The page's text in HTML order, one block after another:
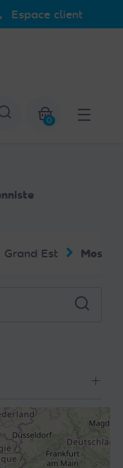
Espace client
Afficher la
0
Grand Est Moselle